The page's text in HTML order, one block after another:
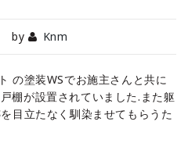
by Knm
の塗装WSでお施主さんと共に
が設置されていました.また躯
目立たなく馴染ませてもらうた